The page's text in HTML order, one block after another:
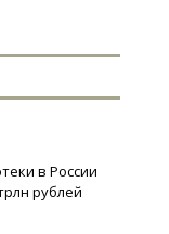
в России
рублей